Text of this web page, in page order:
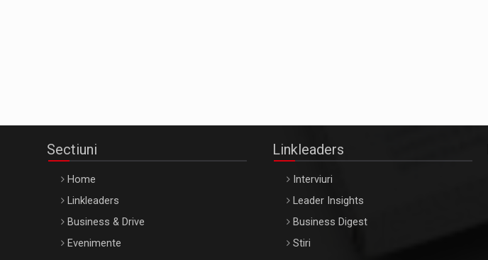
Sectiuni
Home
Linkleaders
Business & Drive
Evenimente
Linkleaders
Interviuri
Leader Insights
Business Digest
Stiri